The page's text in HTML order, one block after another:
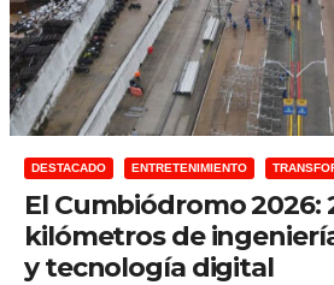
DESTACADO ENTRETENIMIENTO
El Cumbiódromo 2026:
kilómetros de
y tecnología digital